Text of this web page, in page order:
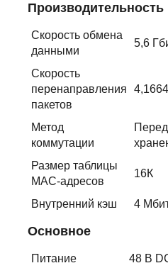
Производительность
Скорость обмена
данными
5,6
Скорость
перенаправления
пакетов
Метод
коммутации
Размер таблицы
MAC-адресов
16К
Внутренний кэш 4
Основное
Питание 48 В